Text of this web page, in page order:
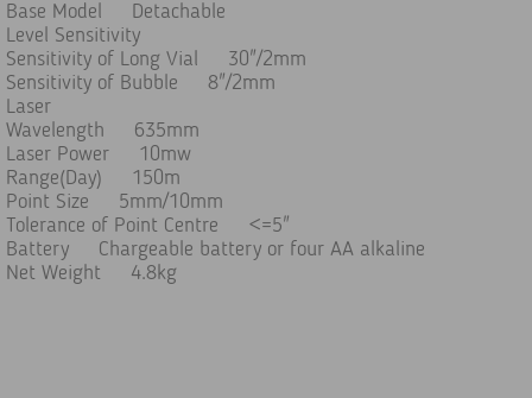
Base Model Detachable
Level Sensitivity
Sensitivity of Long Vial 30"/2mm
Sensitivity of Bubble 8"/2mm
Laser
Wavelength 635mm
Laser Power 10mw
Range(Day) 150m
Point Size 5mm/10mm
Tolerance of Point Centre <=5"
Battery Chargeable battery or four AA alkaline
Net Weight 4.8kg